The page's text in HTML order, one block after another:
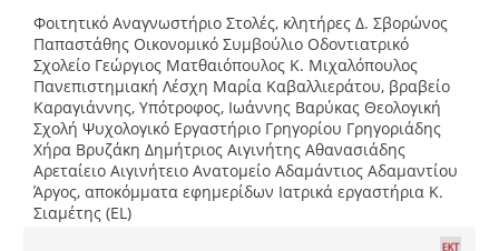
Φοιτητικό Αναγνωστήριο Στολές, κλητήρες Δ. Σβορώνος
Παπαστάθης Οικονομικό Συμβούλιο Οδοντιατρικό
Σχολείο Γεώργιος Ματθαιόπουλος Κ. Μιχαλόπουλος
Πανεπιστημιακή Λέσχη Μαρία Καβαλλιεράτου, βραβείο
Καραγιάννης, Υπότροφος, Ιωάννης Βαρύκας Θεολογική
Σχολή Ψυχολογικό Εργαστήριο Γρηγορίου Γρηγοριάδης
Χήρα Βρυζάκη Δημήτριος Αιγινήτης Αθανασιάδης
Αρεταίειο Αιγινήτειο Ανατομείο Αδαμάντιος Αδαμαντίου
Άργος, αποκόμματα εφημερίδων Ιατρικά εργαστήρια Κ.
Σιαμέτης (EL)